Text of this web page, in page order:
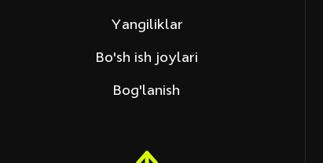
Yangiliklar
Bo'sh ish joylari
Bog'lanish